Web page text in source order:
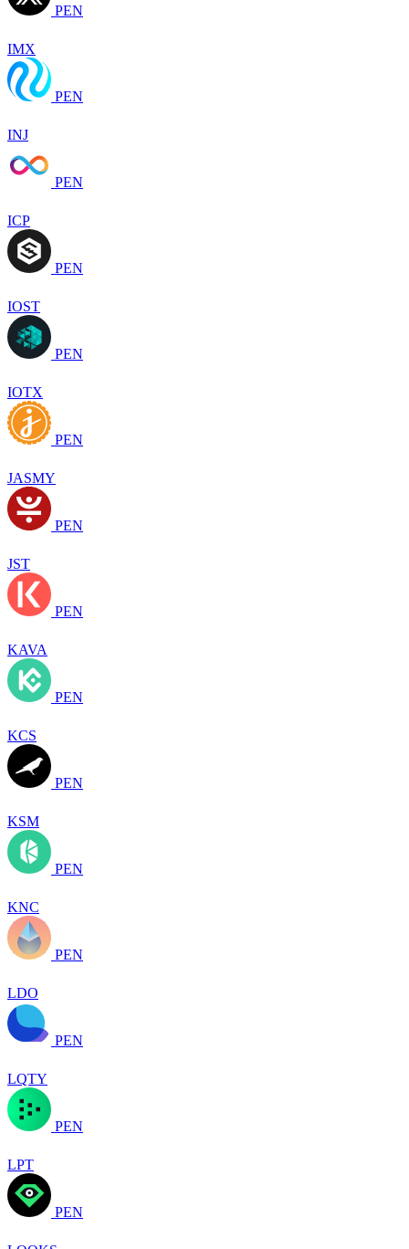
PEN
IMX
PEN
INJ
PEN
ICP
PEN
IOST
PEN
IOTX
PEN
JASMY
PEN
JST
PEN
KAVA
PEN
KCS
PEN
KSM
PEN
KNC
PEN
LDO
PEN
LQTY
PEN
LPT
PEN